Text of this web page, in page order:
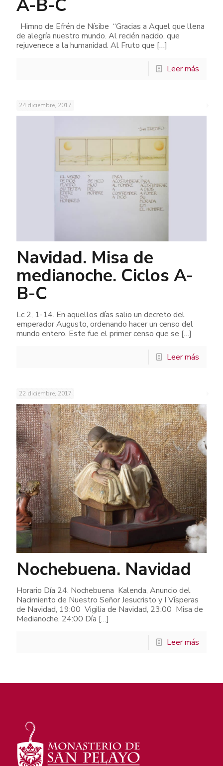
A-B-C
Himno de Efrén de Nísibe “Gracias a Aquel que llena
de alegría nuestro mundo. Al recién nacido, que
rejuvenece a la humanidad. Al Fruto que […]
Leer más
24 diciembre, 2017
Navidad. Misa de
medianoche. Ciclos A-
B-C
Lc 2, 1-14. En aquellos días salio un decreto del
emperador Augusto, ordenando hacer un censo del
mundo entero. Este fue el primer censo que se […]
Leer más
22 diciembre, 2017
Nochebuena. Navidad
Horario Día 24. Nochebuena Kalenda, Anuncio del
Nacimiento de Nuestro Señor Jesucristo y I Vísperas
de Navidad, 19:00 Vigilia de Navidad, 23:00 Misa de
Medianoche, 24:00 Día […]
Leer más